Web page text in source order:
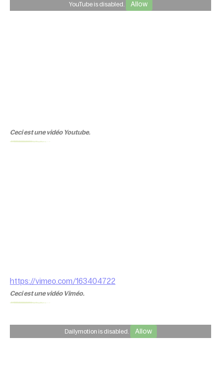
YouTube is disabled. Allow
Ceci est une vidéo Youtube.
https://vimeo.com/163404722
Ceci est une vidéo Viméo.
Dailymotion is disabled. Allow